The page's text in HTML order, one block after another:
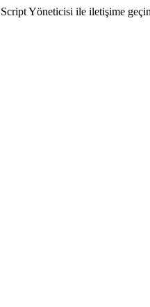
Script Yöneticisi ile iletişime